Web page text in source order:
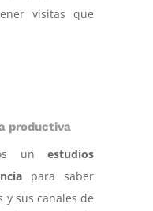
visitas que
productiva
unestudios
para saber
y sus canales de